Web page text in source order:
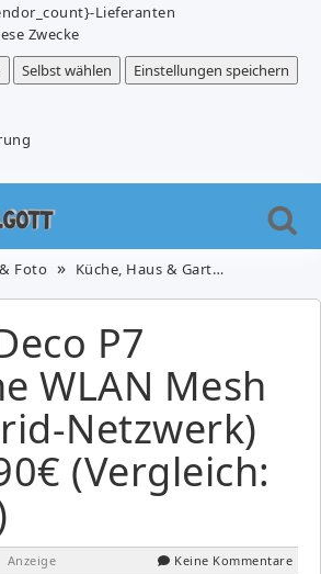
Lieferanten
Zwecke
Selbst wählen
Einstellungen speichern
Foto Küche, Haus & Garten
P7
WLAN Mesh
Netzwerk)
(Vergleich:
Keine Kommentare